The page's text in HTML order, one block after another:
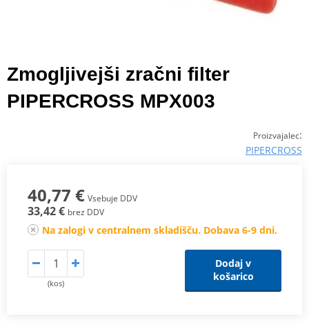
Zmogljivejši zračni filter
PIPERCROSS MPX003
Proizvajalec:
PIPERCROSS
40,77 € Vsebuje DDV
33,42 € brez DDV
Na zalogi v centralnem skladišču. Dobava 6-9 dni.
(kos)
Dodaj v
košarico